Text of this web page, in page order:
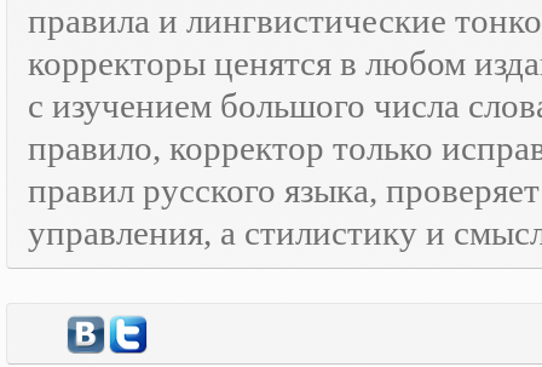
правила и лингвистические
корректоры ценятся в любом
с изучением большого числа
правило, корректор только
правил русского языка,
управления, а стилистику и